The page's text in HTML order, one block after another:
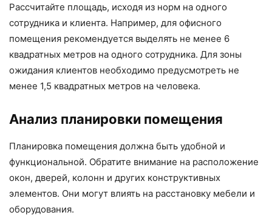
Рассчитайте площадь, исходя из норм на одного
сотрудника и клиента. Например, для офисного
помещения рекомендуется выделять не менее 6
квадратных метров на одного сотрудника. Для зоны
ожидания клиентов необходимо предусмотреть не
менее 1,5 квадратных метров на человека.
Анализ планировки помещения
Планировка помещения должна быть удобной и
функциональной. Обратите внимание на расположение
окон, дверей, колонн и других конструктивных
элементов. Они могут влиять на расстановку мебели и
оборудования.